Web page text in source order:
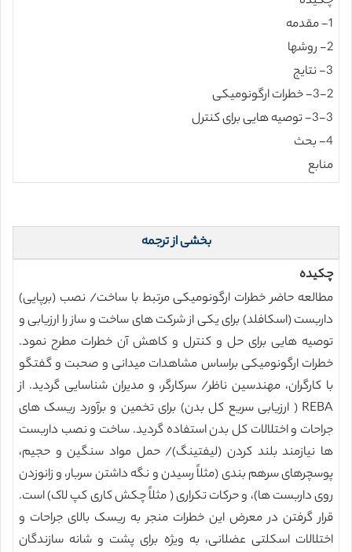
1- مقدمه
2- روشها
3- نتایج
3-2- خطرات ارگونومیکی
3-3- توصیه هایی برای کنترل
4- بحث
منابع
بخشی از ترجمه
چکیده
مطالعه حاضر خطرات ارگونومیکی مرتبط با ساخت/ نصب (برپایی)
داربست (اسکافلد) برای یکی از شرکت های ساخت و ساز را ارزیابی و
توصیه هایی برای حل و کنترل و کاهش آن خطرات مطرح نمود.
خطرات ارگونومیکی براساس مشاهدات میدانی و صحبت و گفتگو
با کارگران، مهندسین ناظر/ سرکارگر، و مدیران شناسایی گردید. از
REBA ( ارزیابی سریع کل بدن) برای تخمین و برآورد ریسک های
جراحات و اختلالات کل بدن استفاده گردید. ساخت و نصب داربست
ها نیازمند بلند کردن (لیفتینگ)/ حمل مواد سنگین و حجیم،
پوسچرهای سرهم بندی (مثلاً رسیدن و نگه داشتن سربار، و زانوزدن
روی داربست ها)، و حرکات تکراری ( مثلاً چکش کاری کپ لاک) است.
قرار گرفتن در معرض این خطرات منجر به ریسک بالای جراحات و
اختلالات اسکلتی عضلانی، به ویژه برای پشت و شانه سازندگان